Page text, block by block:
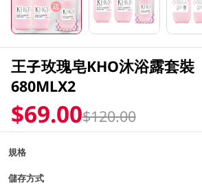
王子玫瑰皂KHO沐浴露套裝
680MLX2
$69.00$120.00
規格
儲存方式